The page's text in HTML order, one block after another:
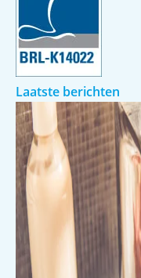
Laatste berichten